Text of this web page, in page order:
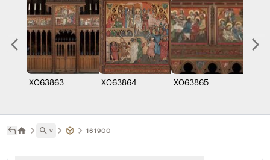
X063863 X063864 X063865
˅ 161900